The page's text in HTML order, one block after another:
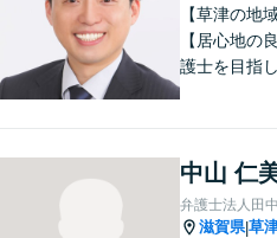
備】【英語
【草津の地
【居心地の
護士を目指
大規模事務
め細やかさ
ご相談くだ
中山 仁
弁護士法人田
滋賀県|草